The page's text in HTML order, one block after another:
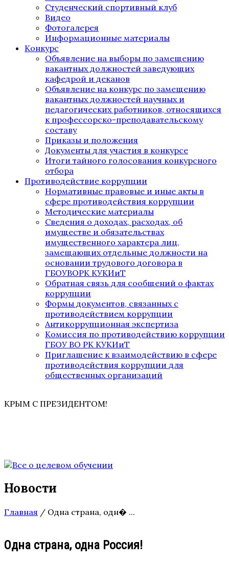
Студенческий спортивный клуб
Видео
Фотогалерея
Информационные материалы
Конкурс
Объявление на выборы по замещению
вакантных должностей заведующих
кафедрой и деканов
Объявление на конкурс по замещению
вакантных должностей научных и
педагогических работников, относящихся
к профессорско-преподавательскому
составу
Приказы и положения
Документы для участия в конкурсе
Итоги тайного голосования конкурсного
отбора
Противодействие коррупции
Нормативные правовые и иные акты в
сфере противодействия коррупции
Методические материалы
Сведения о доходах, расходах, об
имуществе и обязательствах
имущественного характера лиц,
замещающих отдельные должности на
основании трудового договора в
ГБОУВОРК КУКИиТ
Обратная связь для сообщений о фактах
коррупции
Формы документов, связанных с
противодействием коррупции
Антикоррупционная экспертиза
Комиссия по противодействию коррупции
ГБОУ ВО РК КУКИиТ
Приглашение к взаимодействию в сфере
противодействия коррупции для
общественных организаций
КРЫМ С ПРЕЗИДЕНТОМ!
Новости
Главная / Одна страна, одн� ...
Одна страна, одна Россия!